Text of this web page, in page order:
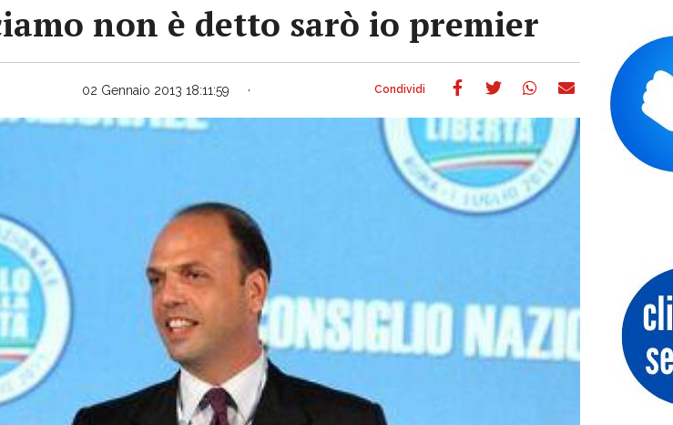
non è detto sarò io premier
02 Gennaio 2013 18:11:59